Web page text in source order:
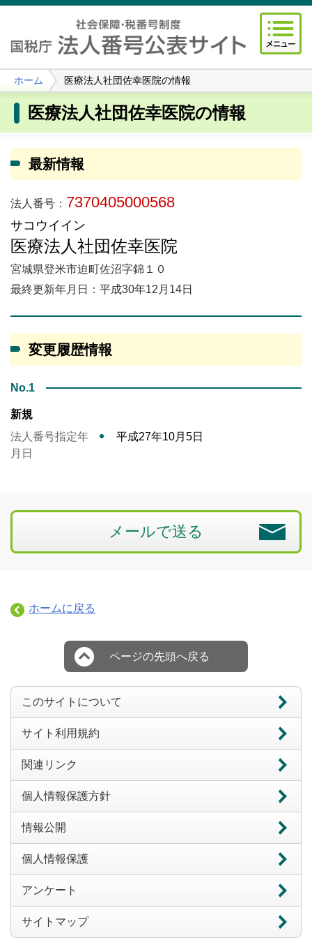
ホーム 医療法人社団佐幸医院の情報
医療法人社団佐幸医院の情報
最新情報
法人番号： 7370405000568
サコウイイン
医療法人社団佐幸医院
宮城県登米市迫町佐沼字錦１０
最終更新年月日：平成30年12月14日
変更履歴情報
No.1
新規
法人番号指定年
月日
平成27年10月5日
メールで送る
ホームに戻る
ページの先頭へ戻る
このサイトについて
サイト利用規約
関連リンク
個人情報保護方針
情報公開
個人情報保護
アンケート
サイトマップ